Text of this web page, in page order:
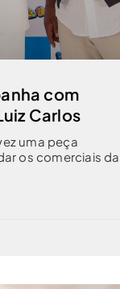
com
Carlos
uma peça
os comerciais da